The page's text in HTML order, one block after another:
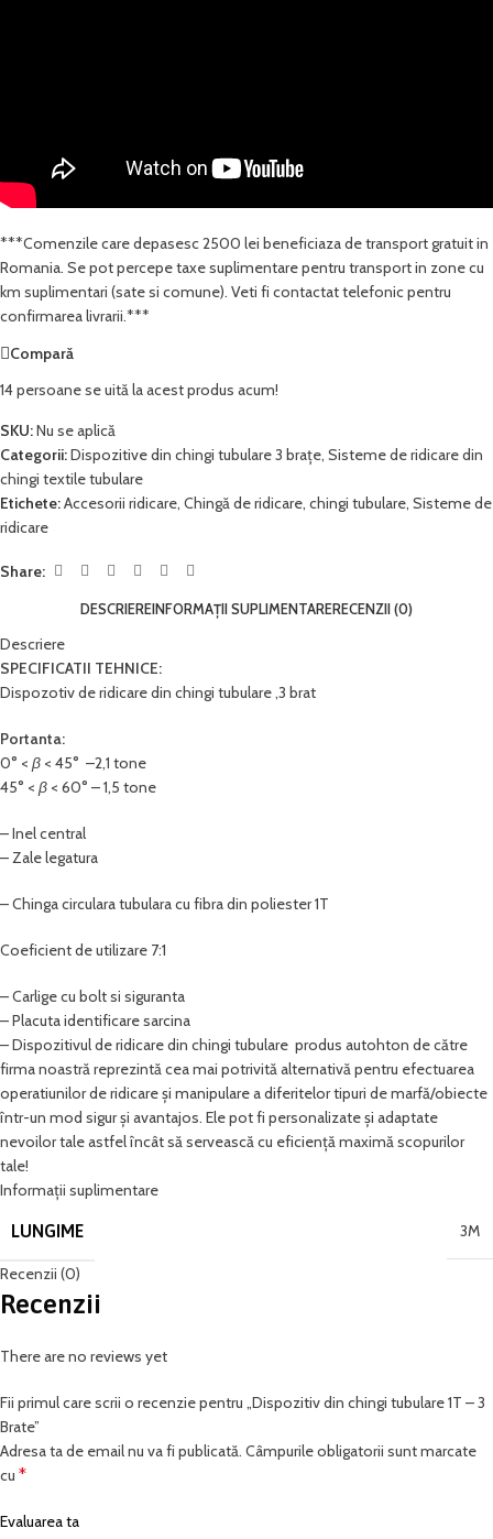
***Comenzile care depasesc 2500 lei beneficiaza de transport gratuit in
Romania. Se pot percepe taxe suplimentare pentru transport in zone cu
km suplimentari (sate si comune). Veti fi contactat telefonic pentru
confirmarea livrarii.***
Compară
14persoane se uită la acest produs acum!
SKU:Nu se aplică
Categorii:Dispozitive din chingi tubulare 3 brațe, Sisteme de ridicare din
chingi textile tubulare
Etichete:Accesorii ridicare, Chingă de ridicare, chingi tubulare, Sisteme de
ridicare
Share:
DESCRIEREINFORMAȚII SUPLIMENTARERECENZII (0)
Descriere
SPECIFICATII TEHNICE:
Dispozotiv de ridicare din chingi tubulare ,3 brat
Portanta:
0° < β < 45° –2,1 tone
45° < β < 60° – 1,5 tone
– Inel central
– Zale legatura
– Chinga circulara tubulara cu fibra din poliester 1T
Coeficient de utilizare 7:1
– Carlige cu bolt si siguranta
– Placuta identificare sarcina
– Dispozitivul de ridicare din chingi tubulare produs autohton de către
firma noastră reprezintă cea mai potrivită alternativă pentru efectuarea
operatiunilor de ridicare și manipulare a diferitelor tipuri de marfă/obiecte
într-un mod sigur și avantajos. Ele pot fi personalizate și adaptate
nevoilor tale astfel încât să servească cu eficiență maximă scopurilor
tale!
Informații suplimentare
LUNGIME 3M
Recenzii (0)
Recenzii
There are no reviews yet
Fii primul care scrii o recenzie pentru „Dispozitiv din chingi tubulare 1T – 3
Brate”
Adresa ta de email nu va fi publicată. Câmpurile obligatorii sunt marcate
cu *
Evaluarea ta